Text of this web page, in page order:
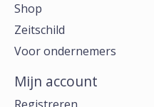
Shop
Zeitschild
Voor ondernemers
Mijn account